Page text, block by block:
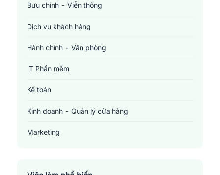
Bưu chính - Viễn thông
Dịch vụ khách hàng
Hành chính - Văn phòng
IT Phần mềm
Kế toán
Kinh doanh - Quản lý cửa hàng
Marketing